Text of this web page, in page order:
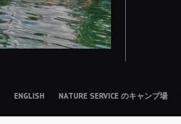
ENGLISH NATURE SERVICE のキャンプ場